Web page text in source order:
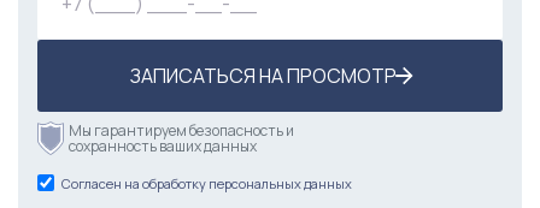
ЗАПИСАТЬСЯ НА ПРОСМОТР
Мы гарантируем безопасность и
сохранность ваших данных
Согласен на обработку персональных данных